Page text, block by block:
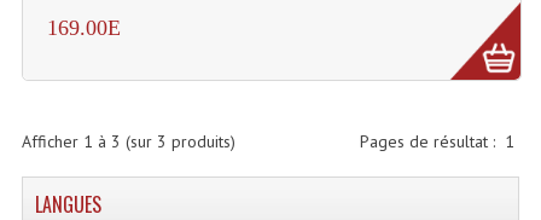
Lecteurs Double Cd MP3
169.00E
Pages de résultat : 1
Afficher 1 à 3 (sur 3 produits)
LANGUES